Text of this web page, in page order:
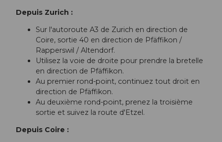
Depuis Zurich :
Sur l'autoroute A3 de Zurich en direction de
Coire, sortie 40 en direction de Pfäffikon /
Rapperswil / Altendorf.
Utilisez la voie de droite pour prendre la bretelle
en direction de Pfäffikon.
Au premier rond-point, continuez tout droit en
direction de Pfäffikon.
Au deuxième rond-point, prenez la troisième
sortie et suivez la route d'Etzel.
Depuis Coire :